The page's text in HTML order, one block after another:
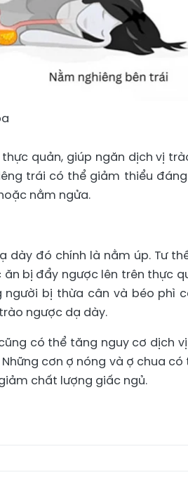
quản, giúp ngăn dịch vị
trái có thể giảm thiểu
nằm ngửa.
dày đó chính là nằm úp. Tư
bị đẩy ngược lên trên thực
bị thừa cân và béo phì
ngược dạ dày.
có thể tăng nguy cơ dịch
cơn ợ nóng và ợ chua có
chất lượng giấc ngủ.